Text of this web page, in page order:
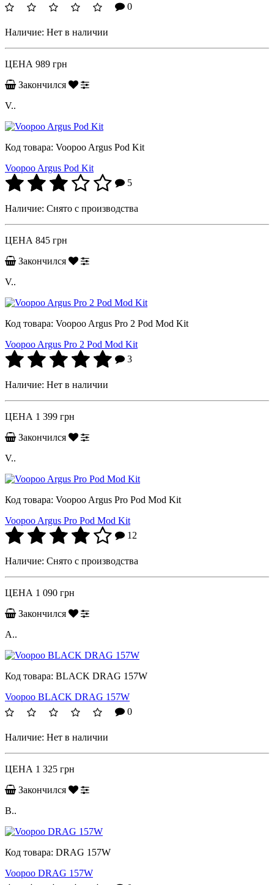
0
Наличие: Нет в наличии
ЦЕНА 989 грн
Закончился
V..
Код товара: Voopoo Argus Pod Kit
Voopoo Argus Pod Kit
5
Наличие: Снято с производства
ЦЕНА 845 грн
Закончился
V..
Код товара: Voopoo Argus Pro 2 Pod Mod Kit
Voopoo Argus Pro 2 Pod Mod Kit
3
Наличие: Нет в наличии
ЦЕНА 1 399 грн
Закончился
V..
Код товара: Voopoo Argus Pro Pod Mod Kit
Voopoo Argus Pro Pod Mod Kit
12
Наличие: Снято с производства
ЦЕНА 1 090 грн
Закончился
A..
Код товара: BLACK DRAG 157W
Voopoo BLACK DRAG 157W
0
Наличие: Нет в наличии
ЦЕНА 1 325 грн
Закончился
B..
Код товара: DRAG 157W
Voopoo DRAG 157W